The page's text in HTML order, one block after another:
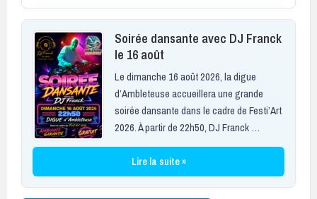
Soirée dansante avec DJ Franck
le 16 août
Le dimanche 16 août 2026, la digue
d’Ambleteuse accueillera une grande
soirée dansante dans le cadre de Festi’Art
2026. À partir de 22h50, DJ Franck …
Lire la suite »